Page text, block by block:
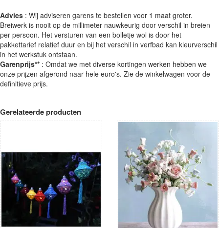
Advies : Wij adviseren garens te bestellen voor 1 maat groter.
Breiwerk is nooit op de millimeter nauwkeurig door verschil in breien
per persoon. Het versturen van een bolletje wol is door het
pakkettarief relatief duur en bij het verschil in verfbad kan kleurverschil
in het werkstuk ontstaan.
Garenprijs** : Omdat we met diverse kortingen werken hebben we
onze prijzen afgerond naar hele euro's. Zie de winkelwagen voor de
definitieve prijs.
Gerelateerde producten